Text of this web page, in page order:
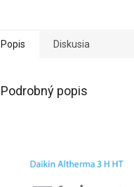
Popis Diskusia
Podrobný popis